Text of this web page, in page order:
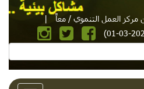
مركز العمل التنموي / معاً
|